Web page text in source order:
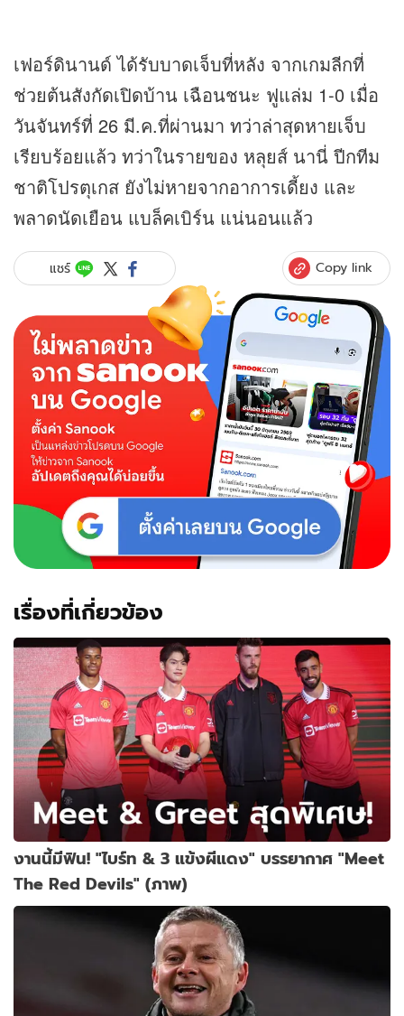
เฟอร์ดินานด์ ได้รับบาดเจ็บที่หลัง จากเกมลีกที่
ช่วยต้นสังกัดเปิดบ้าน เฉือนชนะ ฟูแล่ม 1-0 เมื่อ
วันจันทร์ที่ 26 มี.ค.ที่ผ่านมา ทว่าล่าสุดหายเจ็บ
เรียบร้อยแล้ว ทว่าในรายของ หลุยส์ นานี่ ปีกทีม
ชาติโปรตุเกส ยังไม่หายจากอาการเดี้ยง และ
พลาดนัดเยือน แบล็คเบิร์น แน่นอนแล้ว
แชร์ Copy link
เรื่องที่เกี่ยวข้อง
งานนี้มีฟิน! "ไบร์ท & 3 แข้งผีแดง" บรรยากาศ "Meet
The Red Devils" (ภาพ)